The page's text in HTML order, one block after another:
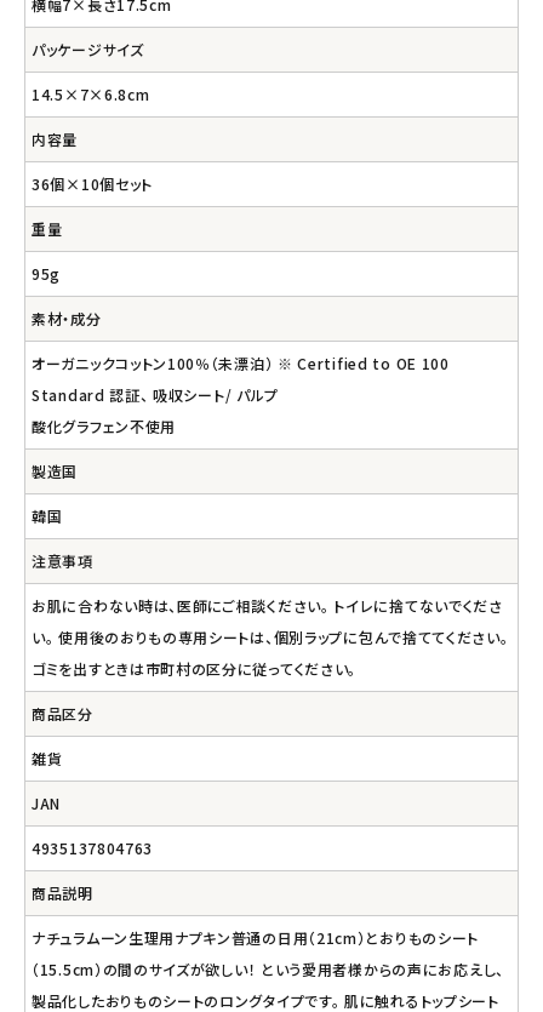
パッケージサイズ
14.5×7×6.8cm
内容量
36個×10個セット
重量
95g
素材・成分
オーガニックコットン100％（未漂泊） ※ Certified to OE 100
Standard 認証、 吸収シート/ パルプ
酸化グラフェン不使用
製造国
韓国
注意事項
お肌に合わない時は、医師にご相談ください。 トイレに捨てないでくださ
い。 使用後のおりもの専用シートは、個別ラップに包んで捨ててください。
ゴミを出すときは市町村の区分に従ってください。
商品区分
雑貨
JAN
4935137804763
商品説明
ナチュラムーン生理用ナプキン普通の日用（21cm）とおりものシート
（15.5cm）の間のサイズが欲しい！ という愛用者様からの声にお応えし、
製品化したおりものシートのロングタイプです。 肌に触れるトップシート